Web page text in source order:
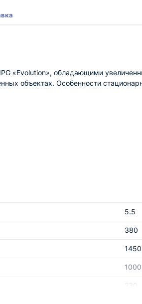
«Evolution», обладающими
объектах. Особенности
5.5
380
1450
1000
230